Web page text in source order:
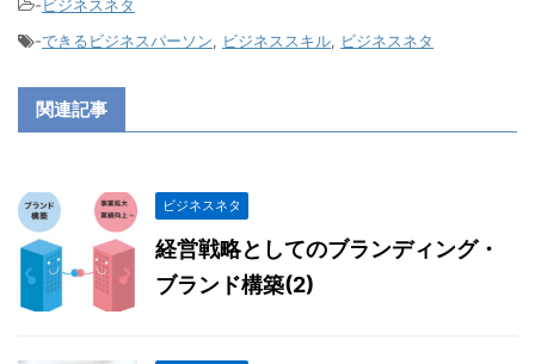
-ビジネスネタ
-できるビジネスパーソン, ビジネススキル, ビジネスネタ
関連記事
ビジネスネタ
経営戦略としてのブランディング・
ブランド構築(2)